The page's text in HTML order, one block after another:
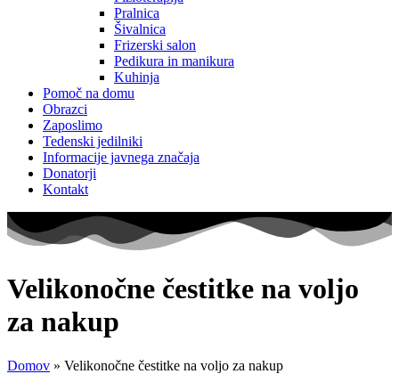
Pralnica
Šivalnica
Frizerski salon
Pedikura in manikura
Kuhinja
Pomoč na domu
Obrazci
Zaposlimo
Tedenski jedilniki
Informacije javnega značaja
Donatorji
Kontakt
Velikonočne čestitke na voljo
za nakup
Domov » Velikonočne čestitke na voljo za nakup